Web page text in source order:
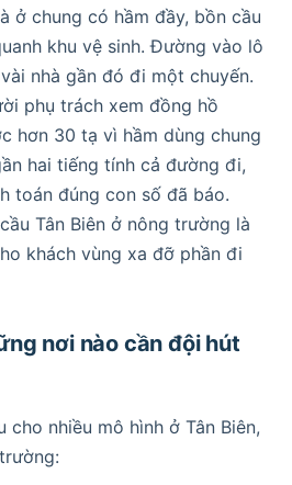
ở chung có hầm đầy, bồn cầu
khu vệ sinh. Đường vào lô
nhà gần đó đi một chuyến.
phụ trách xem đồng hồ
hơn 30 tạ vì hầm dùng chung
hai tiếng tính cả đường đi,
toán đúng con số đã báo.
Tân Biên ở nông trường là
khách vùng xa đỡ phần đi
nơi nào cần đội hút
cho nhiều mô hình ở Tân Biên,